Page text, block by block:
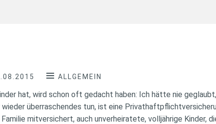
ALLGEMEIN
hat, wird schon oft gedacht haben: Ich hätte nie
wieder überraschendes tun, ist eine
mitversichert, auch unverheiratete, volljährige Kinder,